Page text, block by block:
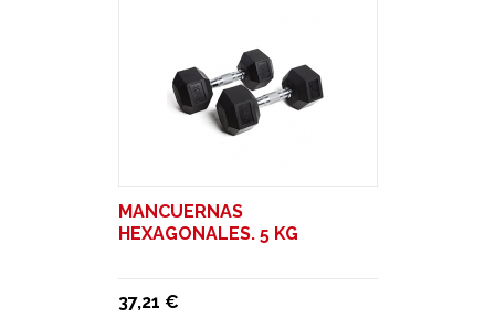
MANCUERNAS
HEXAGONALES. 5 KG
37,21 €